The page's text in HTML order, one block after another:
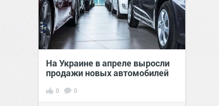
На Украине в апреле выросли
продажи новых автомобилей
0 0